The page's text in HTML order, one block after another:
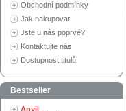
Obchodní podmínky
Jak nakupovat
Jste u nás poprvé?
Kontaktujte nás
Dostupnost titulů
Bestseller
Anvil